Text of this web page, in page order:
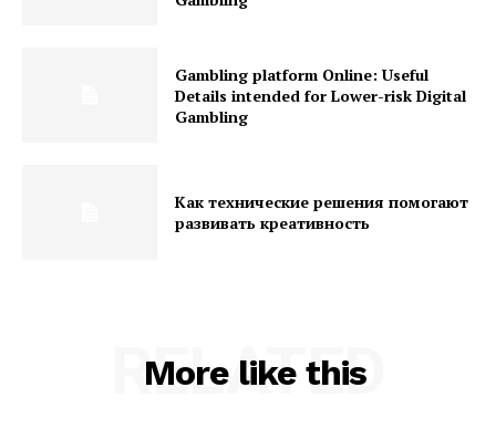
Gambling platform Online: Useful
Details intended for Lower-risk Digital
Gambling
Как технические решения помогают
развивать креативность
More like this
RELATED